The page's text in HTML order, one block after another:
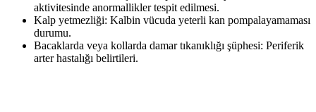
aktivitesinde anormallikler tespit edilmesi.
Kalp yetmezliği: Kalbin vücuda yeterli kan pompalayamaması
durumu.
Bacaklarda veya kollarda damar tıkanıklığı şüphesi: Periferik
arter hastalığı belirtileri.